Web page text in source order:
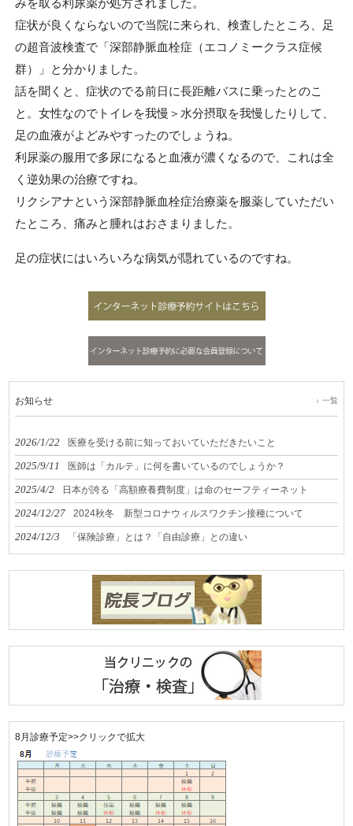
みを取る利尿薬が処方されました。
症状が良くならないので当院に来られ、検査したところ、足
の超音波検査で「深部静脈血栓症（エコノミークラス症候
群）」と分かりました。
話を聞くと、症状のでる前日に長距離バスに乗ったとのこ
と。女性なのでトイレを我慢＞水分摂取を我慢したりして、
足の血液がよどみやすったのでしょうね。
利尿薬の服用で多尿になると血液が濃くなるので、これは全
く逆効果の治療ですね。
リクシアナという深部静脈血栓症治療薬を服薬していただい
たところ、痛みと腫れはおさまりました。
足の症状にはいろいろな病気が隠れているのですね。
お知らせ 一覧
2026/1/22 医療を受ける前に知っておいていただきたいこと
2025/9/11 医師は「カルテ」に何を書いているのでしょうか？
2025/4/2 日本が誇る「高額療養費制度」は命のセーフティーネット
2024/12/27 2024秋冬 新型コロナウィルスワクチン接種について
2024/12/3 「保険診療」とは？「自由診療」との違い
8月診療予定>>クリックで拡大